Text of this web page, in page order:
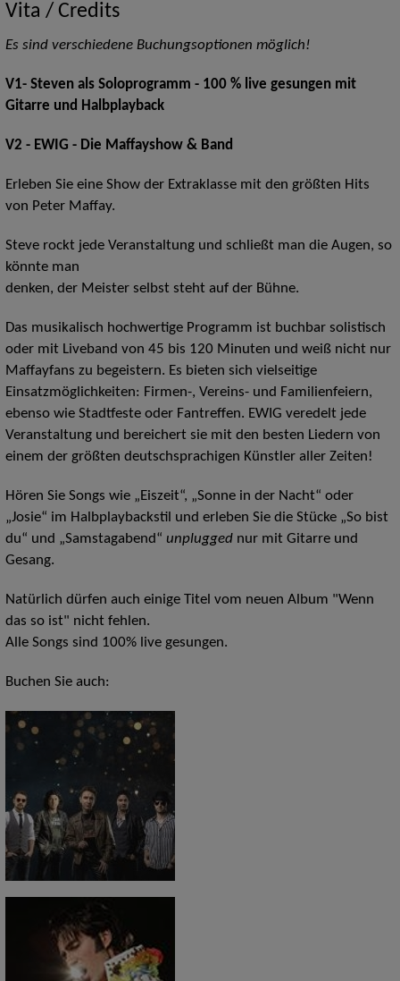
Vita / Credits
Es sind verschiedene Buchungsoptionen möglich!
V1- Steven als Soloprogramm - 100 % live gesungen mit
Gitarre und Halbplayback
V2 - EWIG - Die Maffayshow & Band
Erleben Sie eine Show der Extraklasse mit den größten Hits
von Peter Maffay.
Steve rockt jede Veranstaltung und schließt man die Augen, so
könnte man
denken, der Meister selbst steht auf der Bühne.
Das musikalisch hochwertige Programm ist buchbar solistisch
oder mit Liveband von 45 bis 120 Minuten und weiß nicht nur
Maffayfans zu begeistern. Es bieten sich vielseitige
Einsatzmöglichkeiten: Firmen-, Vereins- und Familienfeiern,
ebenso wie Stadtfeste oder Fantreffen. EWIG veredelt jede
Veranstaltung und bereichert sie mit den besten Liedern von
einem der größten deutschsprachigen Künstler aller Zeiten!
Hören Sie Songs wie „Eiszeit“, „Sonne in der Nacht“ oder
„Josie“ im Halbplaybackstil und erleben Sie die Stücke „So bist
du“ und „Samstagabend“ unpluggednur mit Gitarre und
Gesang.
Natürlich dürfen auch einige Titel vom neuen Album "Wenn
das so ist" nicht fehlen.
Alle Songs sind 100% live gesungen.
Buchen Sie auch: